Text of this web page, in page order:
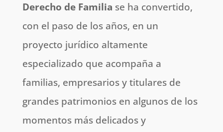
Derecho de Familia se ha convertido,
con el paso de los años, en un
proyecto jurídico altamente
especializado que acompaña a
familias, empresarios y titulares de
grandes patrimonios en algunos de los
momentos más delicados y